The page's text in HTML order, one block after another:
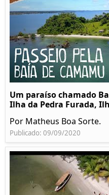
Um paraíso chamado
Ilha da Pedra Furada,
Por Matheus Boa Sorte.
Publicado: 09/09/2020